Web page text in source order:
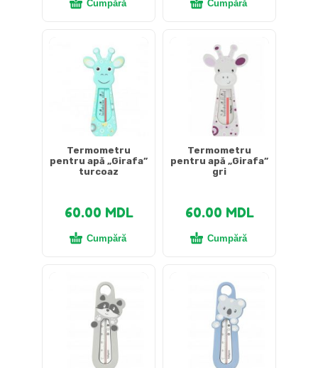
Cumpără Cumpără
Termometru
pentru apă „Girafa”
turcoaz
60.00 MDL
Cumpără
Termometru
pentru apă „Girafa”
gri
60.00 MDL
Cumpără